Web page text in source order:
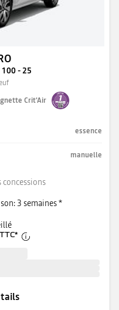
- 25
Crit'Air
essence
manuelle
3 semaines *
TTC*